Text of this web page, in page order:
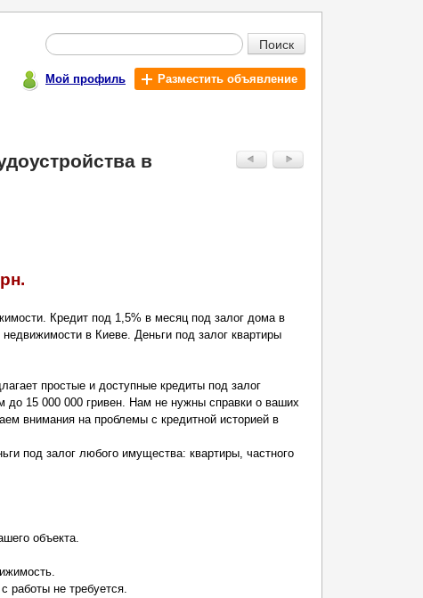
Поиск
Мой профиль Разместить объявление
в
Кредит под 1,5% в месяц под залог дома в
в Киеве. Деньги под залог квартиры
простые и доступные кредиты под залог
до 15 000 000 гривен. Нам не нужны справки о ваших
внимания на проблемы с кредитной историей в
под залог любого имущества: квартиры, частного
объекта.
работы не требуется.